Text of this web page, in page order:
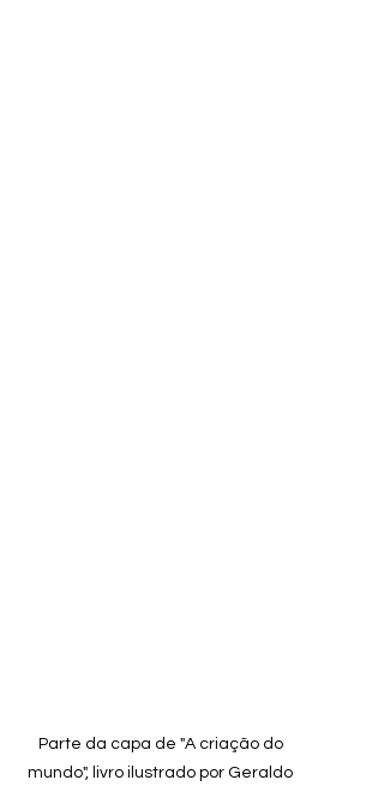
Parte da capa de "A criação do
mundo", livro ilustrado por Geraldo